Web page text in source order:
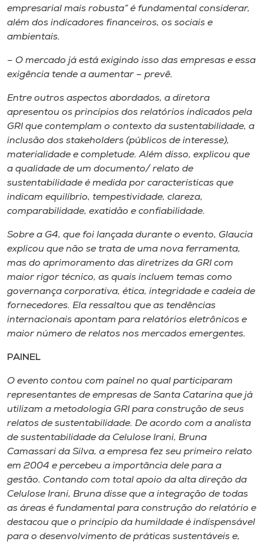
empresarial mais robusta” é fundamental considerar,
além dos indicadores financeiros, os sociais e
ambientais.
– O mercado já está exigindo isso das empresas e essa
exigência tende a aumentar – prevê.
Entre outros aspectos abordados, a diretora
apresentou os princípios dos relatórios indicados pela
GRI que contemplam o contexto da sustentabilidade, a
inclusão dos stakeholders (públicos de interesse),
materialidade e completude. Além disso, explicou que
a qualidade de um documento/ relato de
sustentabilidade é medida por características que
indicam equilíbrio, tempestividade, clareza,
comparabilidade, exatidão e confiabilidade.
Sobre a G4, que foi lançada durante o evento, Glaucia
explicou que não se trata de uma nova ferramenta,
mas do aprimoramento das diretrizes da GRI com
maior rigor técnico, as quais incluem temas como
governança corporativa, ética, integridade e cadeia de
fornecedores. Ela ressaltou que as tendências
internacionais apontam para relatórios eletrônicos e
maior número de relatos nos mercados emergentes.
PAINEL
O evento contou com painel no qual participaram
representantes de empresas de Santa Catarina que já
utilizam a metodologia GRI para construção de seus
relatos de sustentabilidade. De acordo com a analista
de sustentabilidade da Celulose Irani, Bruna
Camassari da Silva, a empresa fez seu primeiro relato
em 2004 e percebeu a importância dele para a
gestão. Contando com total apoio da alta direção da
Celulose Irani, Bruna disse que a integração de todas
as áreas é fundamental para construção do relatório e
destacou que o princípio da humildade é indispensável
para o desenvolvimento de práticas sustentáveis e,